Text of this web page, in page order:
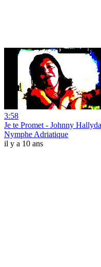
3:58
Je te Promet - Johnny
Nymphe Adriatique
il y a 10 ans